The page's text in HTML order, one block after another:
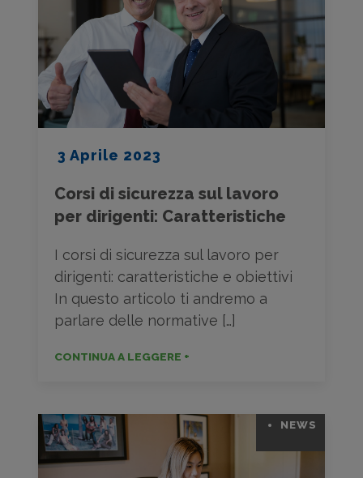
3 Aprile 2023
Corsi di sicurezza sul lavoro
per dirigenti: Caratteristiche
I corsi di sicurezza sul lavoro per
dirigenti: caratteristiche e obiettivi
In questo articolo ti andremo a
parlare delle normative […]
CONTINUA A LEGGERE +
NEWS